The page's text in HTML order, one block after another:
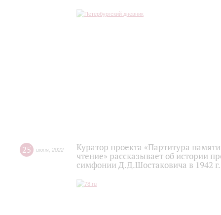
25 июня 2022
Куратор проекта «Партитура
чтение» рассказывает об истории
симфонии Д.Д.Шостаковича в 1942